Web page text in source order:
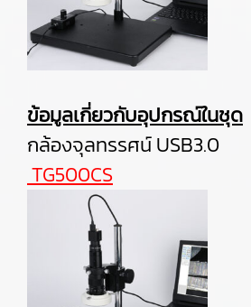
ข้อมูลเกี่ยวกับอุปกรณ์ในชุด
กล้องจุลทรรศน์ USB3.0
TG500CS